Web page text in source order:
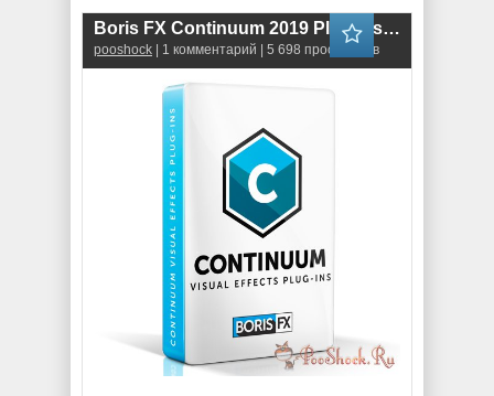
Boris FX Continuum 2019 Plug-ins for Adobe (v.12.5.2.4665)
pooshock | 1 комментарий | 5 698 просмотров